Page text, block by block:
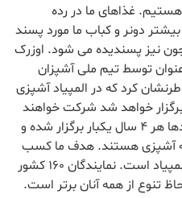
غذاهای ما در رده
دونر و کباب ما مورد پسند
نیز پسندیده می شود. اوزرک
توسط تیم ملی آشپزان
کرد که در المپیاد آشپزی
در آلمان برگزار خواهد شد شرکت خواهند
کرد. او در این زمینه گفت: المپیادها هر 4 سال یکبار برگزار شده و
آشپزی هستند. هدف ما کسب
مدال طلا در تمام بخش‌های این المپیاد است. نمایندگان 160 کشور
تنوع از همه آنان برتر است.